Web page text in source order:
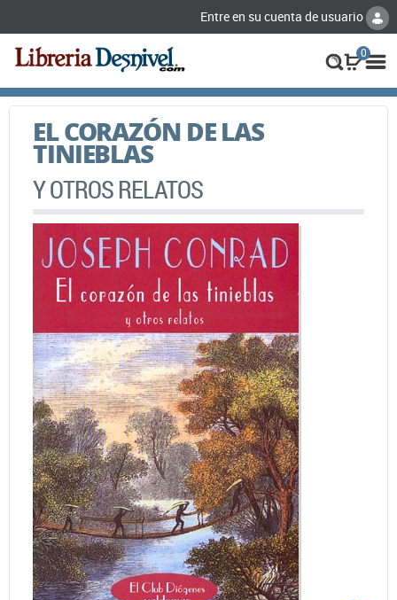
Entre en su cuenta de usuario
0
EL CORAZÓN DE LAS
TINIEBLAS
Y OTROS RELATOS